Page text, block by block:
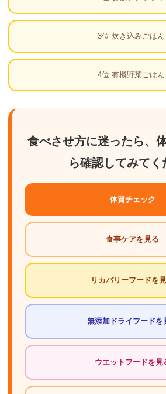
3位 炊き込みごはん
4位 有機野菜ごはん
食べさせ方に迷ったら、
ら確認してみてく
体質チェック
食事ケアを見る
リカバリーフードを
無添加ドライフードを
ウエットフードを見